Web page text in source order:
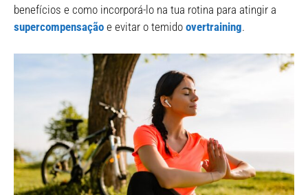
benefícios e como incorporá-lo na tua rotina para atingir a
supercompensação e evitar o temido overtraining.